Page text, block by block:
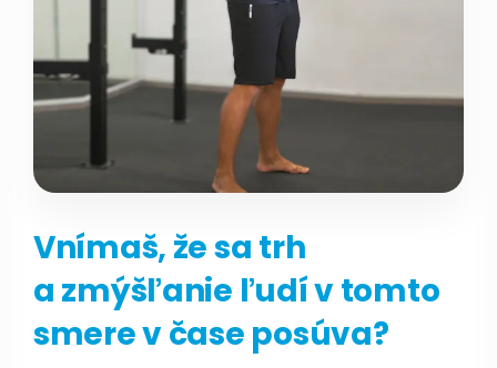
Vnímaš, že sa trh
a zmýšľanie ľudí v tomto
smere v čase posúva?